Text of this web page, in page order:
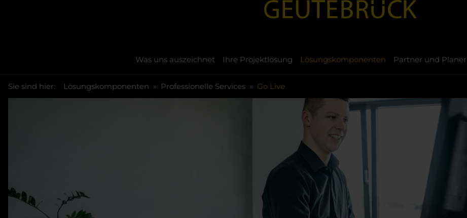
Was uns auszeichnet Ihre Projektlösung Lösungskomponenten Partner und Planer
Sie sind hier: Lösungskomponenten Professionelle Services Go Live